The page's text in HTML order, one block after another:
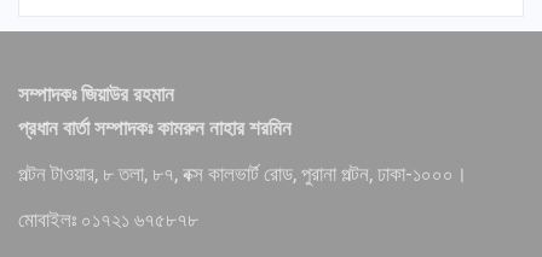
সম্পাদকঃ জিয়াউর রহমান
প্রধান বার্তা সম্পাদকঃ কামরুন নাহার শরমিন
পল্টন টাওয়ার, ৮ তলা, ৮৭, বক্স কালভার্ট রোড, পুরানা পল্টন, ঢাকা-১০০০।
মোবাইলঃ ০১৭২১ ৬৭৫৮৭৮